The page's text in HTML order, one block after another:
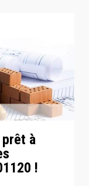
à
!